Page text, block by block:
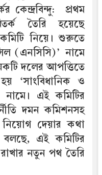
কেন্দ্রবিন্দু: প্রথম
তৈরি হয়েছে
নিয়ে। শুরুতে
(এনসিসি)’ নামে
দলের আপত্তিতে
‘সাংবিধানিক ও
নামে। এই কমিটির
দমন কমিশনসহ
নিয়োগ দেয়ার কথা
এই কমিটির
রাখার নতুন পথ তৈরি